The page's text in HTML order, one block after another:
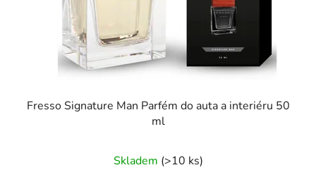
Fresso Signature Man Parfém do auta a interiéru 50
ml
Skladem (>10 ks)